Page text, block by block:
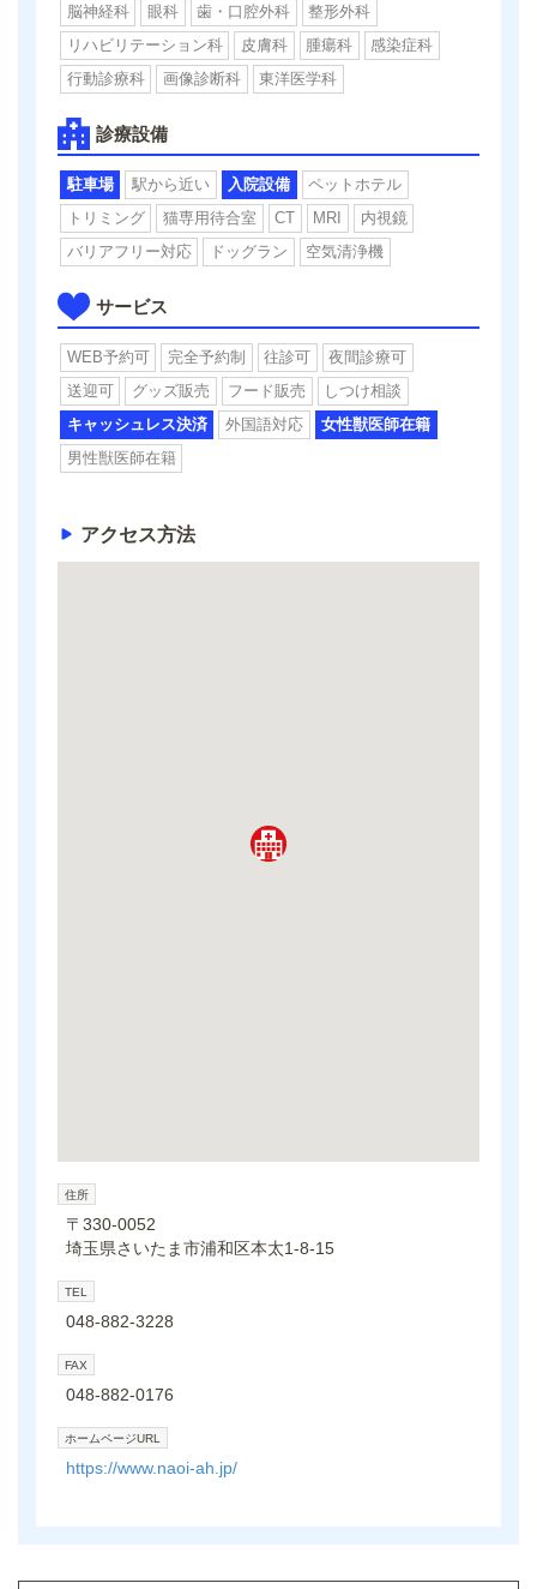
脳神経科
眼科 歯・口腔外科
整形外科
リハビリテーション科
皮膚科 腫瘍科
感染症科
行動診療科
画像診断科 東洋医学科
診療設備
駐車場 駅から近い 入院設備
ペットホテル
トリミング
猫専用待合室 CT MRI
内視鏡
バリアフリー対応
ドッグラン 空気清浄機
サービス
WEB予約可 完全予約制 往診可
夜間診療可
送迎可
グッズ販売 フード販売
しつけ相談
キャッシュレス決済
外国語対応
女性獣医師在籍
男性獣医師在籍
アクセス方法
住所
〒330-0052
埼玉県さいたま市浦和区本太1-8-15
TEL
048-882-3228
FAX
048-882-0176
ホームページURL
https://www.naoi-ah.jp/